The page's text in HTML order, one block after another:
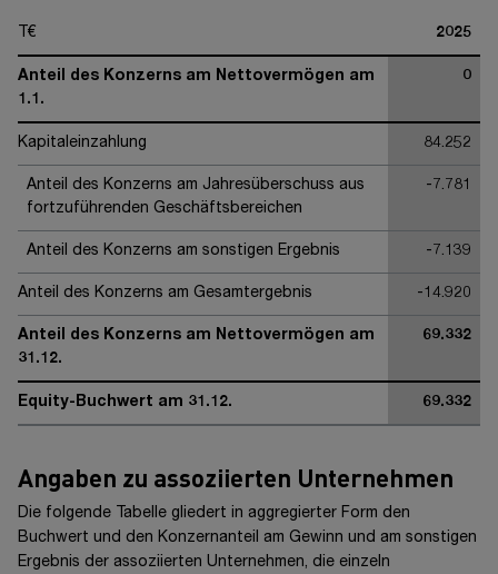
T€ 2025
Anteil des Konzerns am Nettovermögen am
1.1.
0
Kapitaleinzahlung 84.252
Anteil des Konzerns am Jahresüberschuss aus
fortzuführenden Geschäftsbereichen
-7.781
Anteil des Konzerns am sonstigen Ergebnis -7.139
Anteil des Konzerns am Gesamtergebnis -14.920
Anteil des Konzerns am Nettovermögen am
31.12.
69.332
Equity-Buchwert am 31.12. 69.332
Angaben zu assoziierten Unternehmen
Die folgende Tabelle gliedert in aggregierter Form den
Buchwert und den Konzernanteil am Gewinn und am sonstigen
Ergebnis der assoziierten Unternehmen, die einzeln